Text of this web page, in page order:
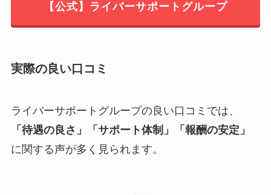
【公式】ライバーサポートグループ
実際の良い口コミ
ライバーサポートグループの良い口コミでは、
「待遇の良さ」「サポート体制」「報酬の安定」
に関する声が多く見られます。